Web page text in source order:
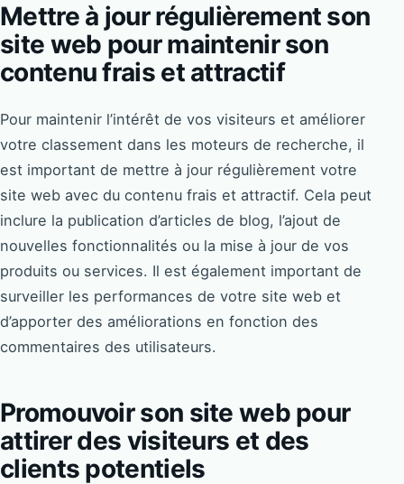
Mettre à jour régulièrement son
site web pour maintenir son
contenu frais et attractif
Pour maintenir l’intérêt de vos visiteurs et améliorer
votre classement dans les moteurs de recherche, il
est important de mettre à jour régulièrement votre
site web avec du contenu frais et attractif. Cela peut
inclure la publication d’articles de blog, l’ajout de
nouvelles fonctionnalités ou la mise à jour de vos
produits ou services. Il est également important de
surveiller les performances de votre site web et
d’apporter des améliorations en fonction des
commentaires des utilisateurs.
Promouvoir son site web pour
attirer des visiteurs et des
clients potentiels